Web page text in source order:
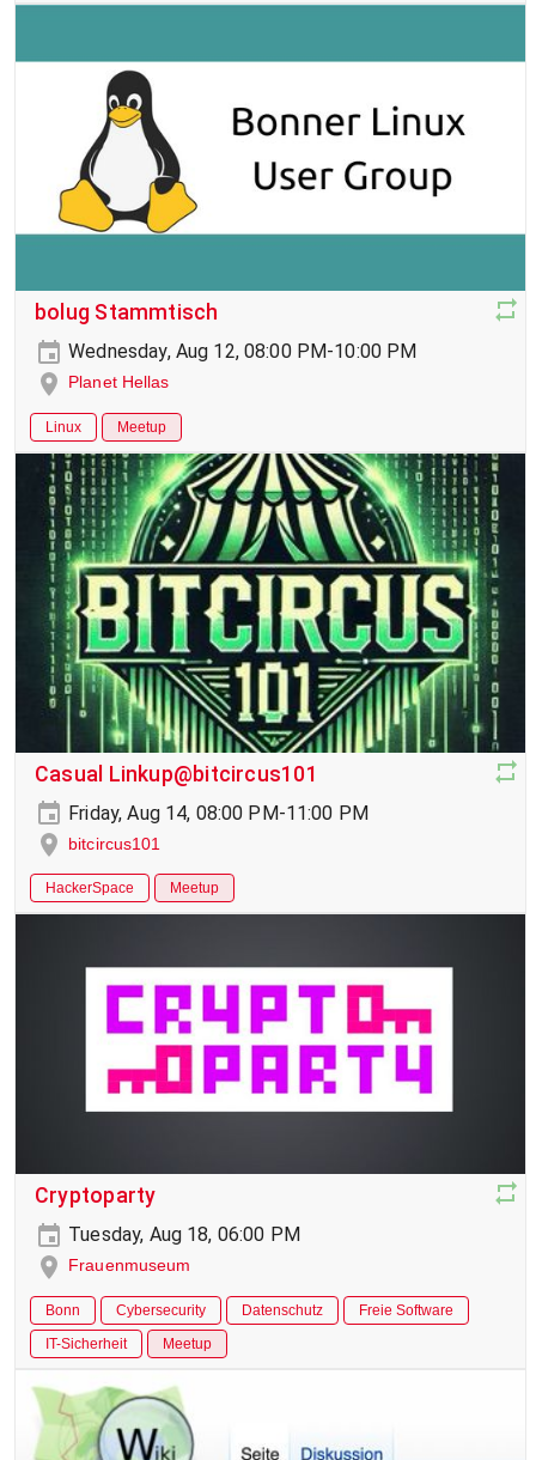
bolug Stammtisch
Wednesday, Aug 12, 08:00 PM-10:00 PM
Planet Hellas
Linux Meetup
Casual Linkup@bitcircus101
Friday, Aug 14, 08:00 PM-11:00 PM
bitcircus101
HackerSpace Meetup
Cryptoparty
Tuesday, Aug 18, 06:00 PM
Frauenmuseum
Bonn Cybersecurity Datenschutz
Freie Software
IT-Sicherheit
Meetup